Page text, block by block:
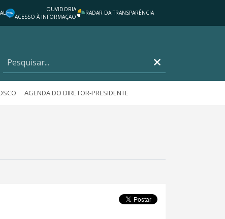
OUVIDORIA
ACESSO À INFORMAÇÃO
RADAR DA TRANSPARÊNCIA
AGENDA DO DIRETOR-PRESIDENTE